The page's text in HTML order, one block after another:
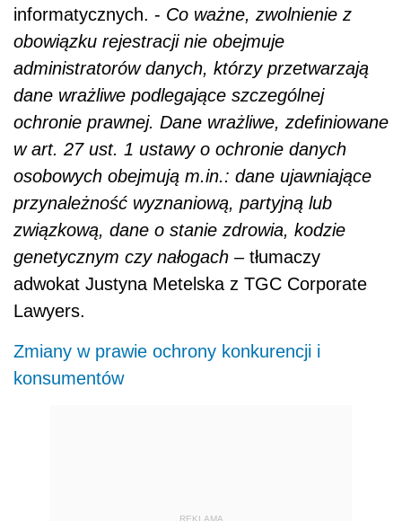
informatycznych. - Co ważne, zwolnienie z
obowiązku rejestracji nie obejmuje
administratorów danych, którzy przetwarzają
dane wrażliwe podlegające szczególnej
ochronie prawnej. Dane wrażliwe, zdefiniowane
w art. 27 ust. 1 ustawy o ochronie danych
osobowych obejmują m.in.: dane ujawniające
przynależność wyznaniową, partyjną lub
związkową, dane o stanie zdrowia, kodzie
genetycznym czy nałogach – tłumaczy
adwokat Justyna Metelska z TGC Corporate
Lawyers.
Zmiany w prawie ochrony konkurencji i
konsumentów